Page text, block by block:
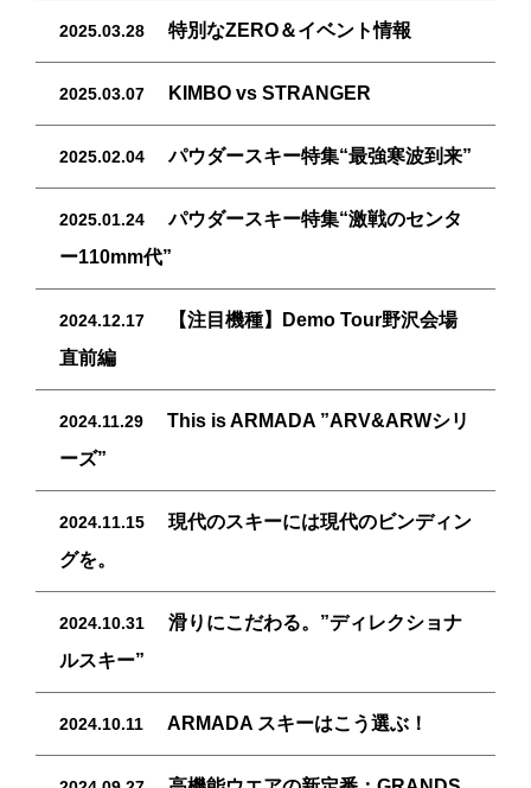
2025.03.28 特別なZERO＆イベント情報
2025.03.07 KIMBO vs STRANGER
2025.02.04 パウダースキー特集“最強寒波到来”
2025.01.24
パウダースキー特集“激戦のセンタ
ー110mm代”
2024.12.17
【注目機種】Demo Tour野沢会場
直前編
2024.11.29
This is ARMADA ”ARV&ARWシリ
ーズ”
2024.11.15
現代のスキーには現代のビンディン
グを。
2024.10.31
滑りにこだわる。”ディレクショナ
ルスキー”
2024.10.11 ARMADA スキーはこう選ぶ！